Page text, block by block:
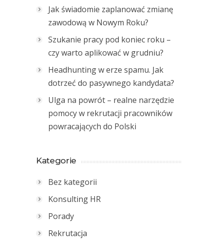
Jak świadomie zaplanować zmianę
zawodową w Nowym Roku?
Szukanie pracy pod koniec roku –
czy warto aplikować w grudniu?
Headhunting w erze spamu. Jak
dotrzeć do pasywnego kandydata?
Ulga na powrót – realne narzędzie
pomocy w rekrutacji pracowników
powracających do Polski
Kategorie
Bez kategorii
Konsulting HR
Porady
Rekrutacja